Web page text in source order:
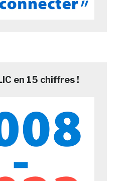
en 15 chiffres !